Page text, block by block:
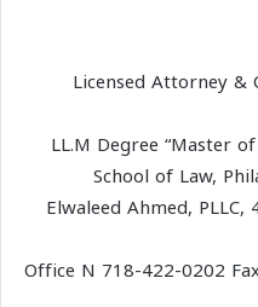
Licensed Attorney &
LL.M Degree “Master
School of Law,
Elwaleed Ahmed,
Office N 718-422-0202